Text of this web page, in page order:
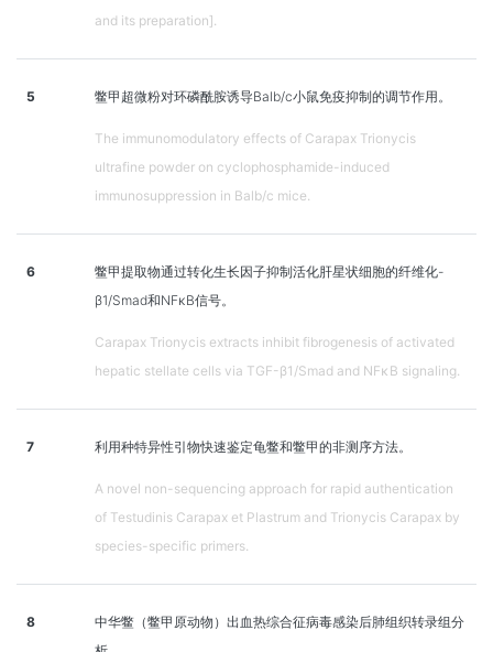
and its preparation].
5 鳖甲超微粉对环磷酰胺诱导Balb/c小鼠免疫抑制的调节作用。
The immunomodulatory effects of Carapax Trionycis
ultrafine powder on cyclophosphamide-induced
immunosuppression in Balb/c mice.
6
鳖甲提取物通过转化生长因子抑制活化肝星状细胞的纤维化-
β1/Smad和NFκB信号。
Carapax Trionycis extracts inhibit fibrogenesis of activated
hepatic stellate cells via TGF-β1/Smad and NFκB signaling.
7 利用种特异性引物快速鉴定龟鳖和鳖甲的非测序方法。
A novel non-sequencing approach for rapid authentication
of Testudinis Carapax et Plastrum and Trionycis Carapax by
species-specific primers.
8
中华鳖（鳖甲原动物）出血热综合征病毒感染后肺组织转录组分